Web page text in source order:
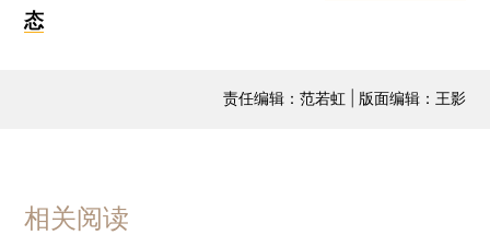
态
责任编辑：范若虹 | 版面编辑：王影
相关阅读